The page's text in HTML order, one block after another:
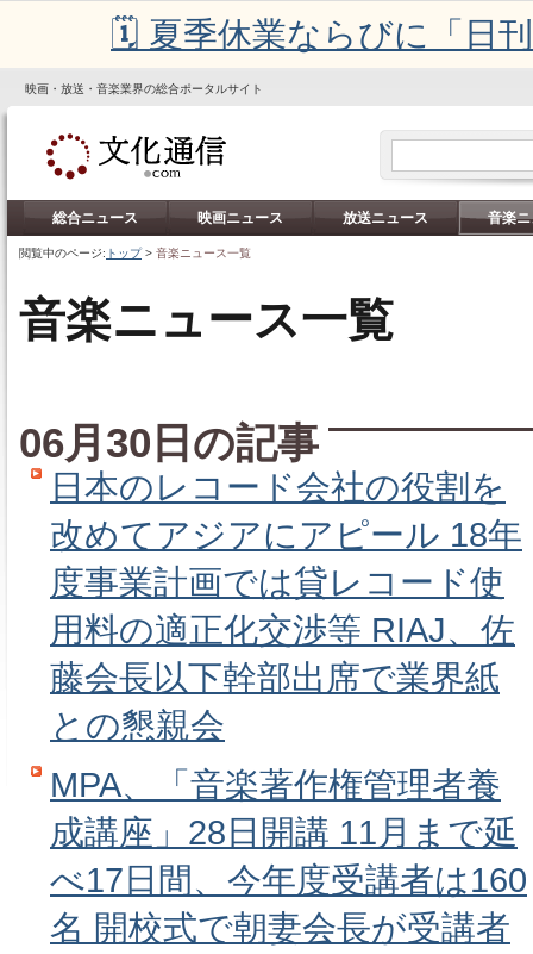
🗓️ 夏季休業ならびに「日
映画・放送・音楽業界の総合ポータルサイト
総合ニュース 映画ニュース 放送ニュース 音楽
閲覧中のページ: トップ> 音楽ニュース一覧
音楽ニュース一覧
06月30日の記事
日本のレコード会社の役割を
改めてアジアにアピール 18年
度事業計画では貸レコード使
用料の適正化交渉等 RIAJ、佐
藤会長以下幹部出席で業界紙
との懇親会
MPA、「音楽著作権管理者養
成講座」28日開講 11月まで延
べ17日間、今年度受講者は160
名 開校式で朝妻会長が受講者